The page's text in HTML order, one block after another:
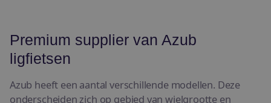
Premium supplier van Azub
ligfietsen
Azub heeft een aantal verschillende modellen. Deze
onderscheiden zich op gebied van wielgrootte en